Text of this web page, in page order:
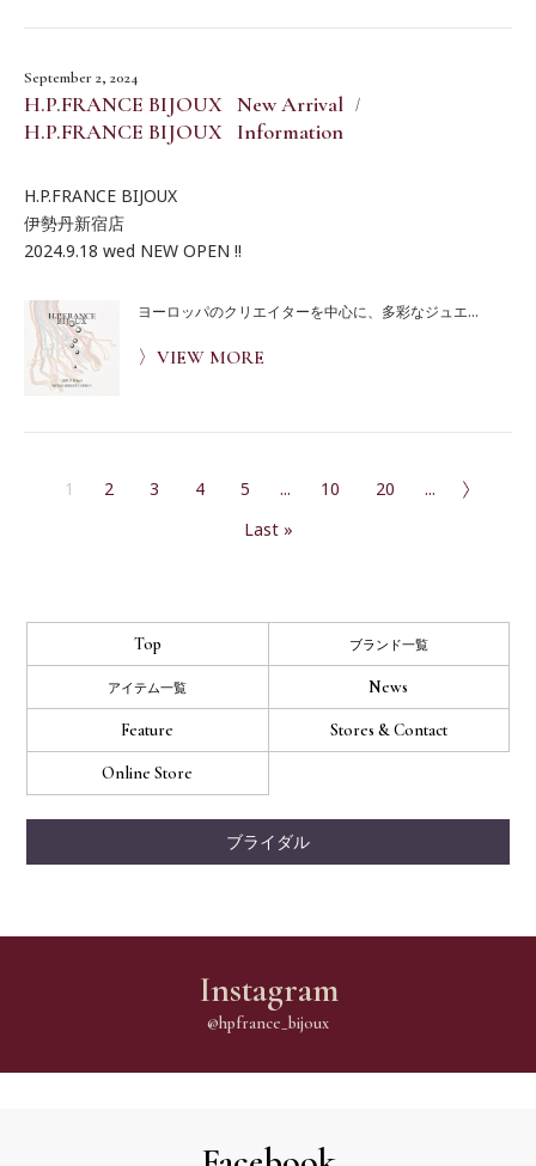
September 2, 2024
H.P.FRANCE BIJOUX New Arrival
H.P.FRANCE BIJOUX Information
H.P.FRANCE BIJOUX
伊勢丹新宿店
2024.9.18 wed NEW OPEN !!
ヨーロッパのクリエイターを中心に、多彩なジュエ...
〉VIEW MORE
1 2 3 4 5 ... 10 20 ...
»
Last »
Top ブランド一覧
アイテム一覧 News
Feature Stores & Contact
Online Store
ブライダル
Instagram
@hpfrance_bijoux